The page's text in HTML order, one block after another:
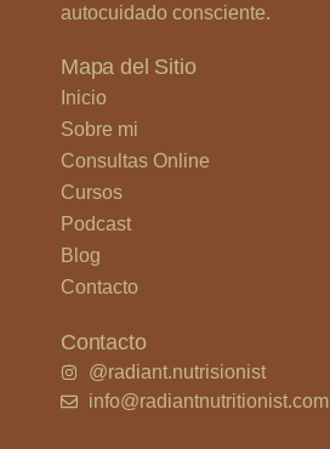
autocuidado consciente.
Mapa del Sitio
Inicio
Sobre mi
Consultas Online
Cursos
Podcast
Blog
Contacto
Contacto
@radiant.nutrisionist
info@radiantnutritionist.com